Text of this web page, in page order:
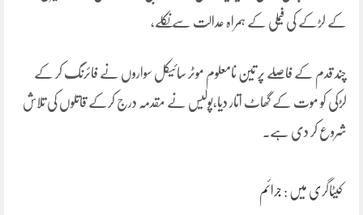
کے لڑکے کی فیملی کے ہمراہ عدالت سے نکلے،
چند قدم کے فاصلے پر تین نامعلوم موٹر سائیکل سواروں نے فائرنگ کر کے
لڑکی کو موت کے گھاٹ اتار دیا،پولیس نے مقدمہ درج کرکے قاتلوں کی تلاش
شروع کر دی ہے۔
کیٹاگری میں : جرائم